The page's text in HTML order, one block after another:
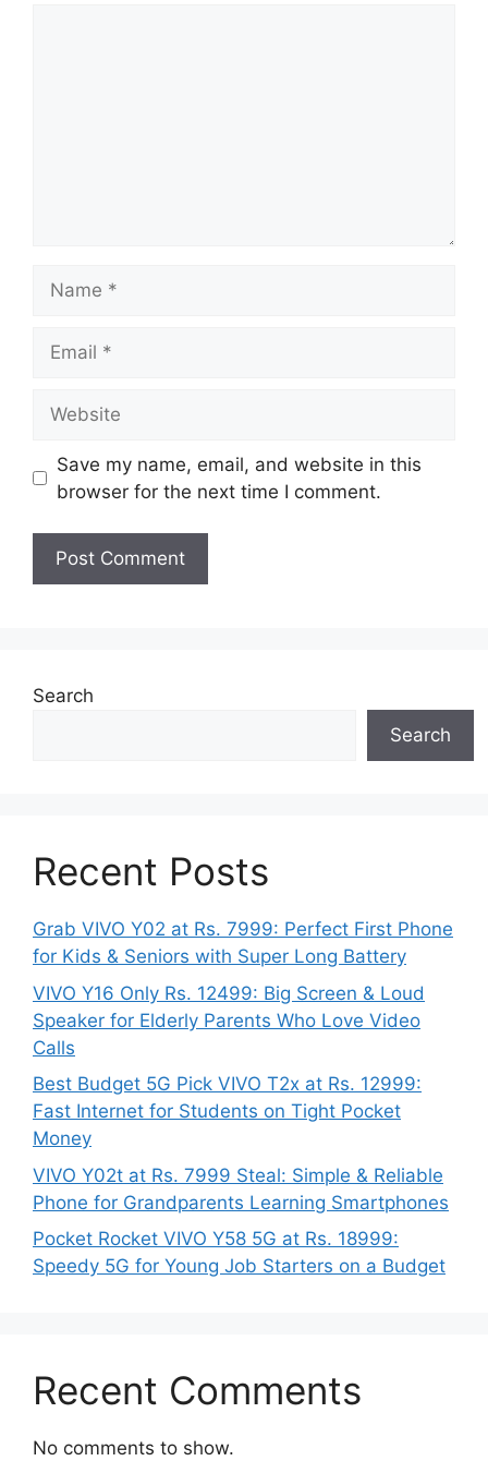
Save my name, email, and website in this
browser for the next time I comment.
Search
Search
Recent Posts
Grab VIVO Y02 at Rs. 7999: Perfect First Phone
for Kids & Seniors with Super Long Battery
VIVO Y16 Only Rs. 12499: Big Screen & Loud
Speaker for Elderly Parents Who Love Video
Calls
Best Budget 5G Pick VIVO T2x at Rs. 12999:
Fast Internet for Students on Tight Pocket
Money
VIVO Y02t at Rs. 7999 Steal: Simple & Reliable
Phone for Grandparents Learning Smartphones
Pocket Rocket VIVO Y58 5G at Rs. 18999:
Speedy 5G for Young Job Starters on a Budget
Recent Comments
No comments to show.